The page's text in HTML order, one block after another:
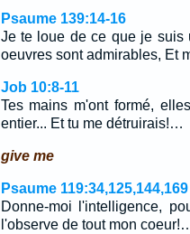
Psaume 139:14-16
Je te loue de ce que je suis
oeuvres sont admirables, Et
Job 10:8-11
Tes mains m'ont formé,
entier... Et tu me détruirais!…
give me
Psaume 119:34,125,144,169
Donne-moi l'intelligence,
l'observe de tout mon